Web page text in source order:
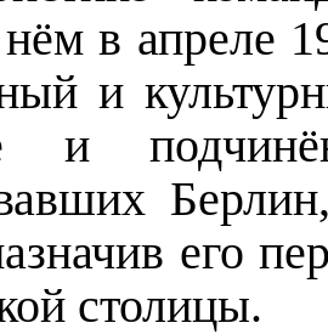
в апреле
и
и
его
столицы.